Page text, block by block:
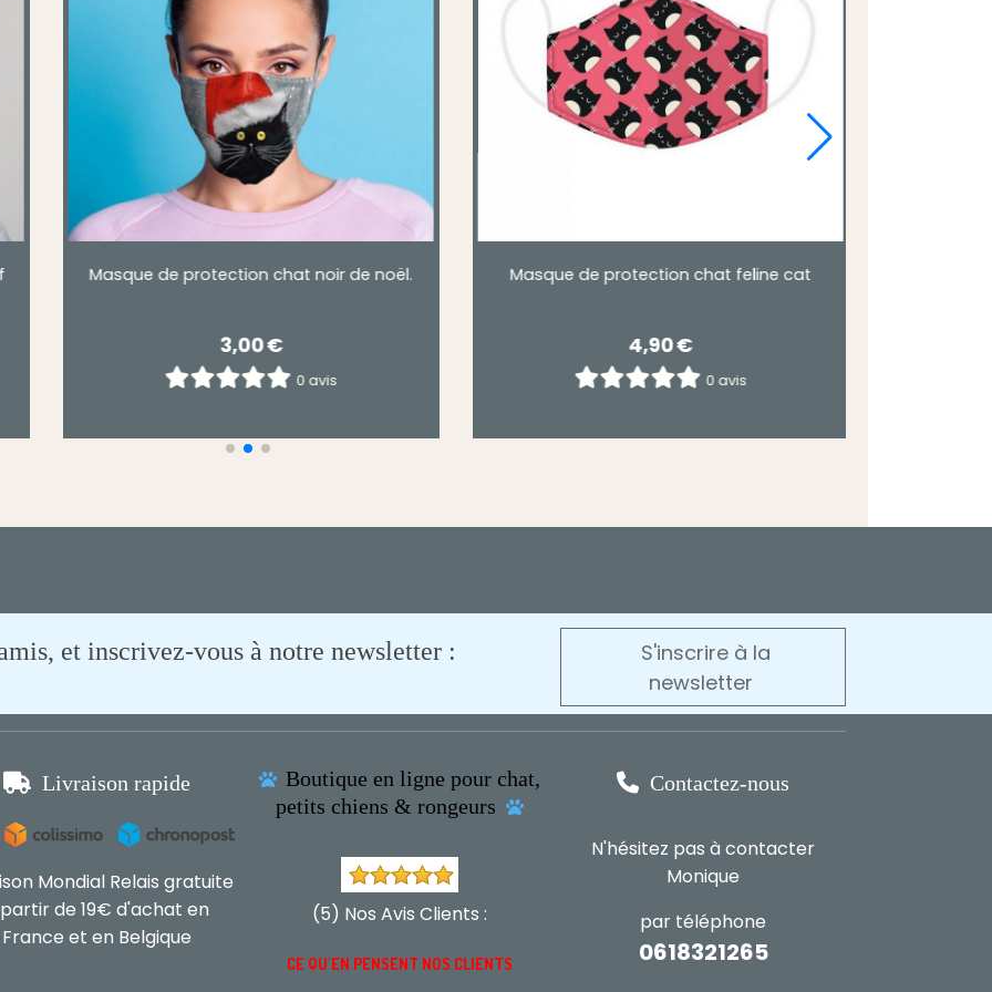
Masque de protection enfant rose motif
4,90€
0 avis
Masque de protection chat noir de noël.
3,00€
0 avis
et inscrivez-vous à notre newsletter :
S'inscrire à la
newsletter
 Livraison rapide
Mondial Relais gratuite
de 19€ d'achat en
France et en Belgique
 Boutique en ligne pour chat,
petits chiens & rongeurs

(5) Nos Avis Clients :
CE QU'EN PENSENT NOS CLIENTS
 Contactez-nous
N'hésitez pas à contacter
Monique
par téléphone
0618321265